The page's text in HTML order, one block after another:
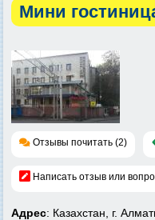
Мини
Отзывы почитать (2)
Написать отзыв или
Адрес: Казахстан, г.